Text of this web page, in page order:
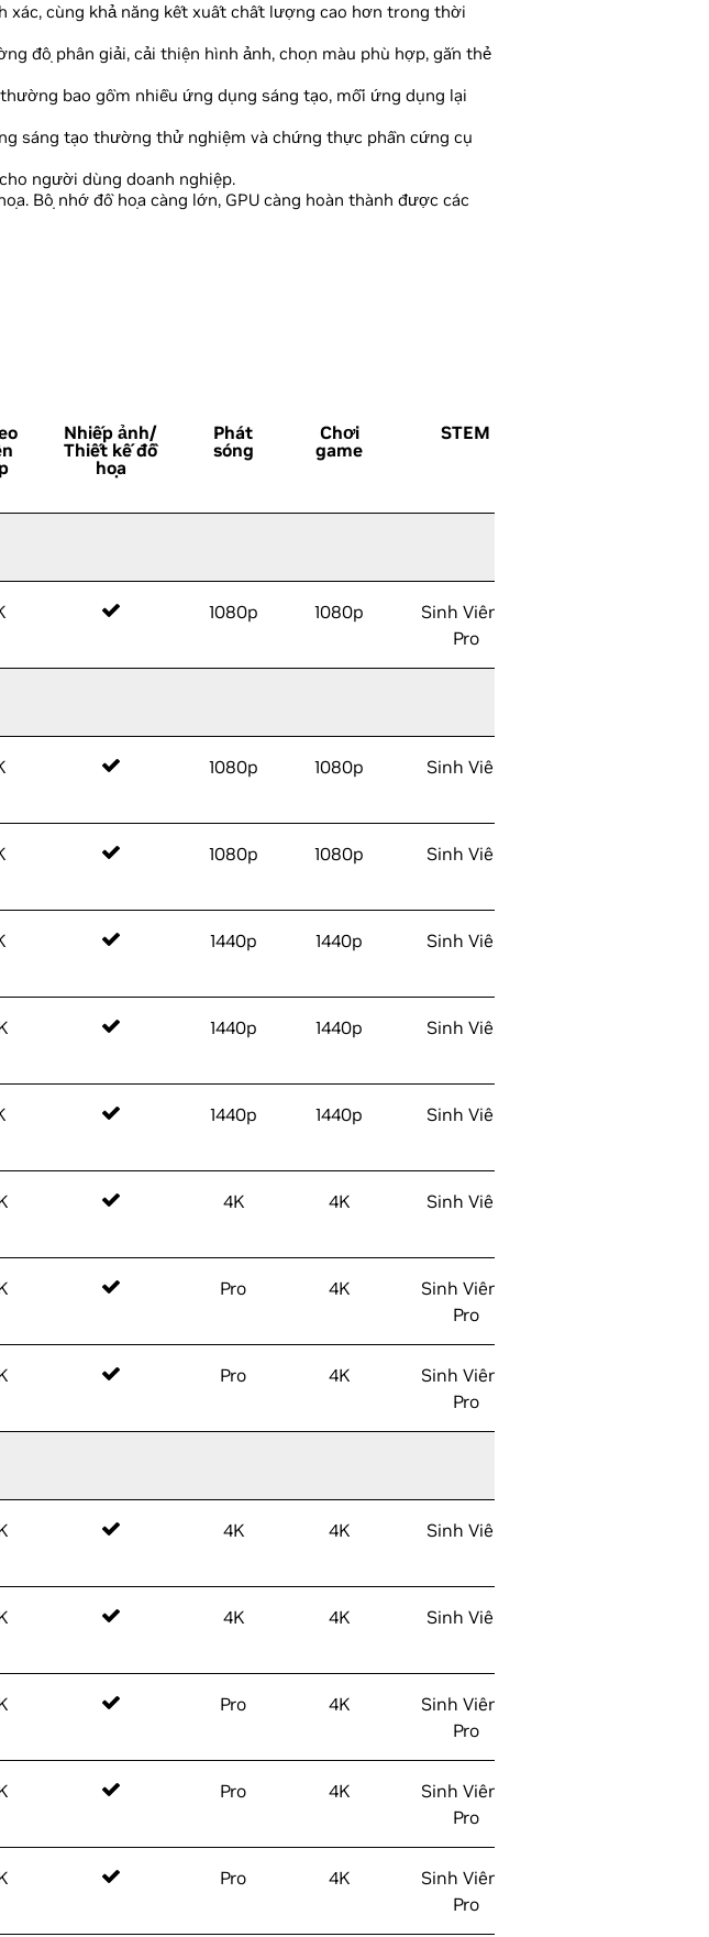
xác, cùng khả năng kết xuất chất lượng cao hơn trong thời
độ phân giải, cải thiện hình ảnh, chọn màu phù hợp, gắn thẻ
bao gồm nhiều ứng dụng sáng tạo, mỗi ứng dụng lại
sáng tạo thường thử nghiệm và chứng thực phần cứng cụ
người dùng doanh nghiệp.
Bộ nhớ đồ họa càng lớn, GPU càng hoàn thành được các
Nhiếp ảnh/
Thiết kế đồ
họa
Phát
sóng
Chơi
game
STEM
1080p 1080p
Sinh Viên /
Pro
1080p 1080p Sinh Viên
1080p 1080p Sinh Viên
1440p 1440p Sinh Viên
1440p 1440p Sinh Viên
1440p 1440p Sinh Viên
4K 4K Sinh Viên
Pro 4K
Sinh Viên /
Pro
Pro 4K
Sinh Viên /
Pro
4K 4K Sinh Viên
4K 4K Sinh Viên
Pro 4K
Sinh Viên /
Pro
Pro 4K
Sinh Viên /
Pro
Pro 4K
Sinh Viên /
Pro